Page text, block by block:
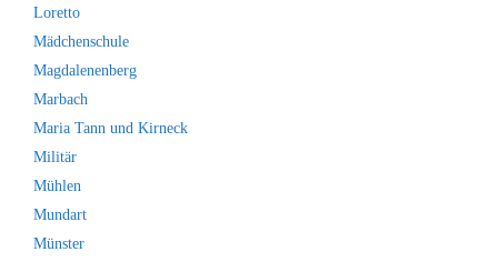
Loretto
Mädchenschule
Magdalenenberg
Marbach
Maria Tann und Kirneck
Militär
Mühlen
Mundart
Münster